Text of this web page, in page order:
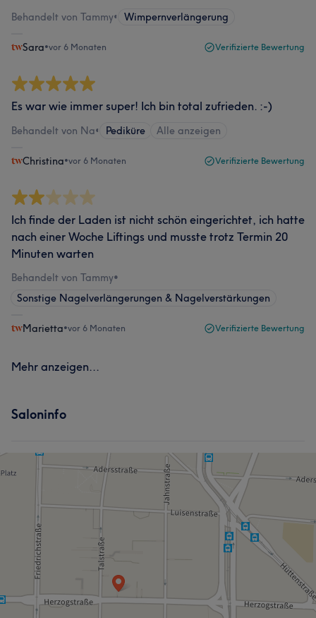
Behandelt von Tammy• Wimpernverlängerung
Sara•vor 6 Monaten Verifizierte Bewertung
Es war wie immer super! Ich bin total zufrieden. :-)
Behandelt von Na• Pediküre Alle anzeigen
Christina•vor 6 Monaten Verifizierte Bewertung
Ich finde der Laden ist nicht schön eingerichtet, ich hatte
nach einer Woche Liftings und musste trotz Termin 20
Minuten warten
Behandelt von Tammy•
Sonstige Nagelverlängerungen & Nagelverstärkungen
Marietta•vor 6 Monaten Verifizierte Bewertung
Mehr anzeigen...
Saloninfo